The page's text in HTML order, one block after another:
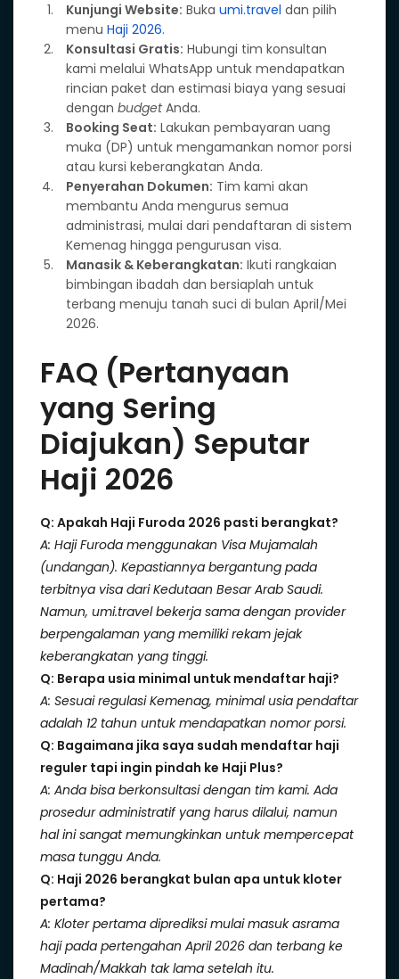
Kunjungi Website: Buka umi.travel dan pilih
menu Haji 2026.
Konsultasi Gratis: Hubungi tim konsultan
kami melalui WhatsApp untuk mendapatkan
rincian paket dan estimasi biaya yang sesuai
dengan budgetAnda.
Booking Seat: Lakukan pembayaran uang
muka (DP) untuk mengamankan nomor porsi
atau kursi keberangkatan Anda.
Penyerahan Dokumen: Tim kami akan
membantu Anda mengurus semua
administrasi, mulai dari pendaftaran di sistem
Kemenag hingga pengurusan visa.
Manasik & Keberangkatan: Ikuti rangkaian
bimbingan ibadah dan bersiaplah untuk
terbang menuju tanah suci di bulan April/Mei
2026.
FAQ (Pertanyaan
yang Sering
Diajukan) Seputar
Haji 2026
Q: Apakah Haji Furoda 2026 pasti berangkat?
A: Haji Furoda menggunakan Visa Mujamalah
(undangan). Kepastiannya bergantung pada
terbitnya visa dari Kedutaan Besar Arab Saudi.
Namun, umi.travel bekerja sama dengan provider
berpengalaman yang memiliki rekam jejak
keberangkatan yang tinggi.
Q: Berapa usia minimal untuk mendaftar haji?
A: Sesuai regulasi Kemenag, minimal usia pendaftar
adalah 12 tahun untuk mendapatkan nomor porsi.
Q: Bagaimana jika saya sudah mendaftar haji
reguler tapi ingin pindah ke Haji Plus?
A: Anda bisa berkonsultasi dengan tim kami. Ada
prosedur administratif yang harus dilalui, namun
hal ini sangat memungkinkan untuk mempercepat
masa tunggu Anda.
Q: Haji 2026 berangkat bulan apa untuk kloter
pertama?
A: Kloter pertama diprediksi mulai masuk asrama
haji pada pertengahan April 2026 dan terbang ke
Madinah/Makkah tak lama setelah itu.